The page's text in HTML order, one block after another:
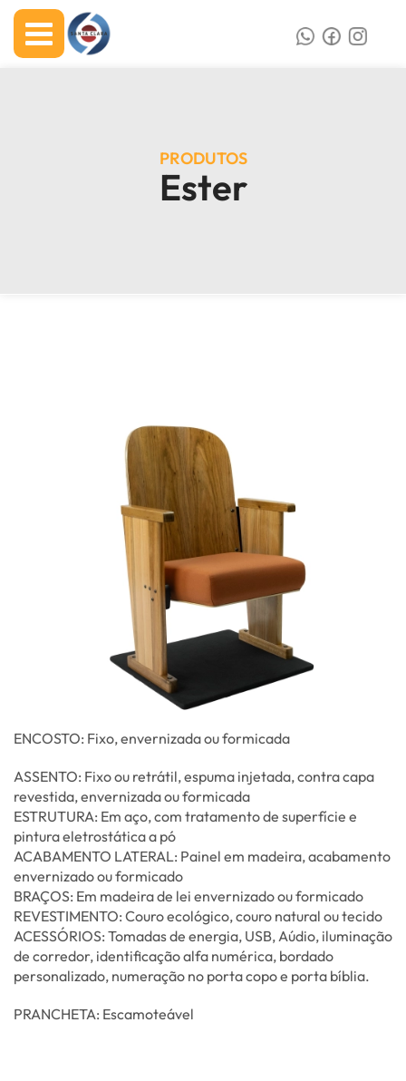
PRODUTOS
Ester
ENCOSTO: Fixo, envernizada ou formicada
ASSENTO: Fixo ou retrátil, espuma injetada, contra capa
revestida, envernizada ou formicada
ESTRUTURA: Em aço, com tratamento de superfície e
pintura eletrostática a pó
ACABAMENTO LATERAL: Painel em madeira, acabamento
envernizado ou formicado
BRAÇOS: Em madeira de lei envernizado ou formicado
REVESTIMENTO: Couro ecológico, couro natural ou tecido
ACESSÓRIOS: Tomadas de energia, USB, Aúdio, iluminação
de corredor, identificação alfa numérica, bordado
personalizado, numeração no porta copo e porta bíblia.
PRANCHETA: Escamoteável